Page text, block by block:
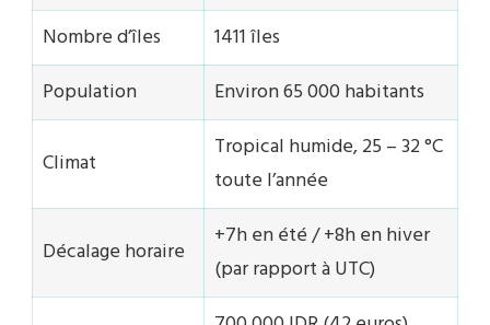
Nombre d’îles
1411 îles
Population
Environ 65 000 habitants
Climat
Tropical humide, 25 – 32 °C
toute l’année
Décalage horaire
+7h en été / +8h en hiver
(par rapport à UTC)